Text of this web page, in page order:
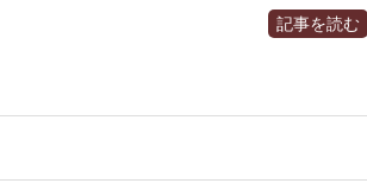
記事を読む